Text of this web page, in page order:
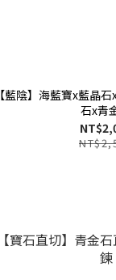
【藍陰】海藍寶x藍晶
石x青